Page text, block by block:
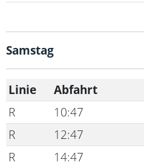
Samstag
Linie Abfahrt
R
10:47
R
12:47
R
14:47